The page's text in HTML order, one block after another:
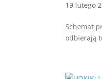
19 lutego
Schemat
odbierają